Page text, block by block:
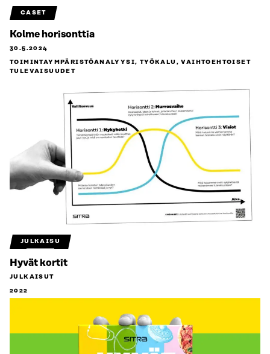
CASET
Kolme horisonttia
30.5.2024
TOIMINTAYMPÄRISTÖANALYYSI, TYÖKALU, VAIHTOEHTOISET
TULEVAISUUDET
JULKAISU
Hyvät kortit
JULKAISUT
2022